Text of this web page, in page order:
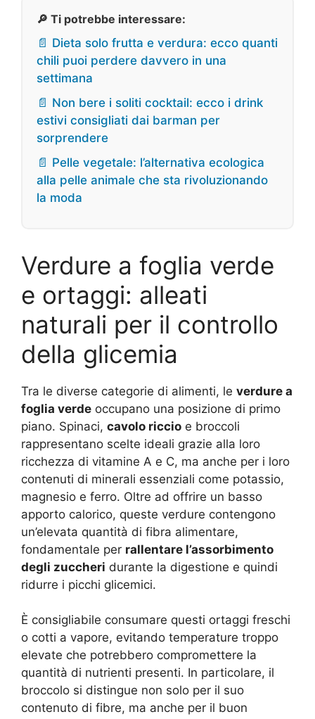
🔎 Ti potrebbe interessare:
📄 Dieta solo frutta e verdura: ecco quanti
chili puoi perdere davvero in una
settimana
📄 Non bere i soliti cocktail: ecco i drink
estivi consigliati dai barman per
sorprendere
📄 Pelle vegetale: l’alternativa ecologica
alla pelle animale che sta rivoluzionando
la moda
Verdure a foglia verde
e ortaggi: alleati
naturali per il controllo
della glicemia
Tra le diverse categorie di alimenti, le verdure a
foglia verde occupano una posizione di primo
piano. Spinaci, cavolo riccio e broccoli
rappresentano scelte ideali grazie alla loro
ricchezza di vitamine A e C, ma anche per i loro
contenuti di minerali essenziali come potassio,
magnesio e ferro. Oltre ad offrire un basso
apporto calorico, queste verdure contengono
un’elevata quantità di fibra alimentare,
fondamentale per rallentare l’assorbimento
degli zuccheri durante la digestione e quindi
ridurre i picchi glicemici.
È consigliabile consumare questi ortaggi freschi
o cotti a vapore, evitando temperature troppo
elevate che potrebbero compromettere la
quantità di nutrienti presenti. In particolare, il
broccolo si distingue non solo per il suo
contenuto di fibre, ma anche per il buon